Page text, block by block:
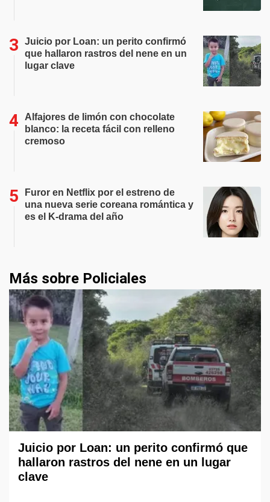
Juicio por Loan: un perito confirmó
que hallaron rastros del nene en un
lugar clave
Alfajores de limón con chocolate
blanco: la receta fácil con relleno
cremoso
Furor en Netflix por el estreno de
una nueva serie coreana romántica y
es el K-drama del año
Más sobre Policiales
Juicio por Loan: un perito confirmó que
hallaron rastros del nene en un lugar
clave